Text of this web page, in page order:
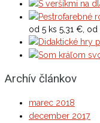
od 5 ks 5,31 €, od
Archív článkov
marec 2018
december 2017